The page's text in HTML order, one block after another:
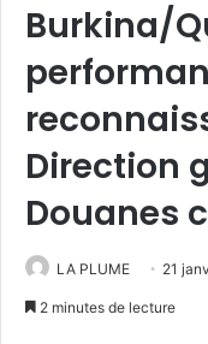
Burkina/
Direction
Douanes
LA PLUME 21
2 minutes de lecture